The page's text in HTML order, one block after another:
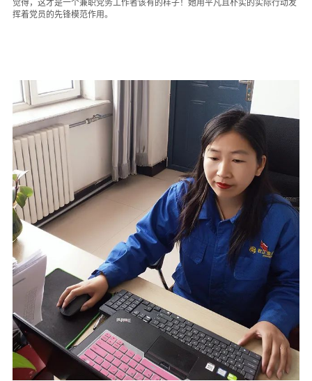
觉得，这才是一个兼职党务工作者该有的样子！她用平凡且朴实的实际行动发
挥着党员的先锋模范作用。